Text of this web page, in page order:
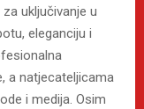
uključivanje u
eleganciju i
a natjecateljicama
i medija. Osim